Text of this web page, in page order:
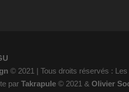
© 2021 | Tous droits réservés :
parTakrapule© 2021 &Olivier